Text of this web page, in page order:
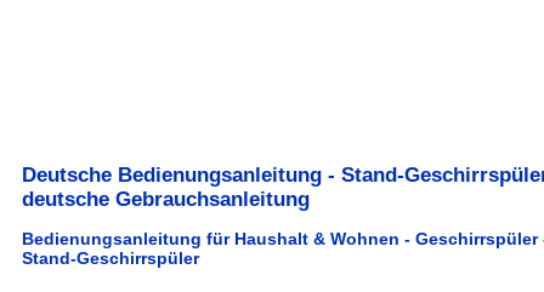
Deutsche Bedienungsanleitung - Stand-
deutsche Gebrauchsanleitung
Bedienungsanleitung für Haushalt & Wohnen - Geschirrspüler
Stand-Geschirrspüler